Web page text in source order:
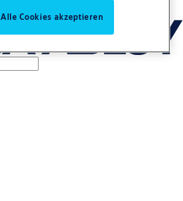
Alle Cookies akzeptieren